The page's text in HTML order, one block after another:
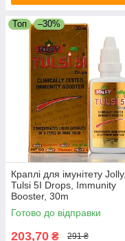
Топ –30%
Краплі для імунітету Jolly,
Tulsi 5I Drops, Immunity
Booster, 30m
Готово до відправки
203,70 ₴ 291 ₴